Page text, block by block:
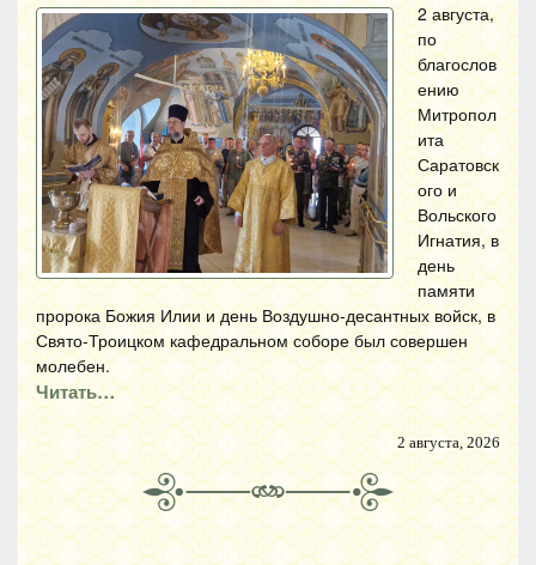
2 августа,
по
благослов
ению
Митропол
ита
Саратовск
ого и
Вольского
Игнатия, в
день
памяти
пророка Божия Илии и день Воздушно-десантных войск, в
Свято-Троицком кафедральном соборе был совершен
молебен.
Читать…
2 августа, 2026